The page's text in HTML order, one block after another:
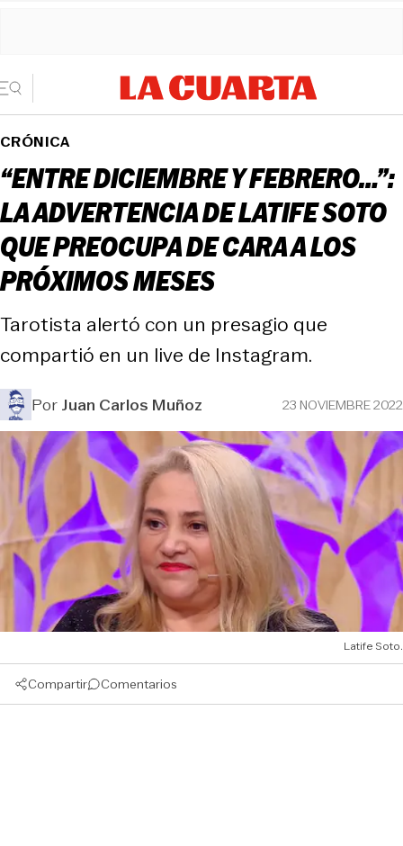
CRÓNICA
“ENTRE DICIEMBRE Y FEBRERO…”:
LA ADVERTENCIA DE LATIFE SOTO
QUE PREOCUPA DE CARA A LOS
PRÓXIMOS MESES
Tarotista alertó con un presagio que
compartió en un live de Instagram.
PorJuan Carlos Muñoz 23 NOVIEMBRE 2022
Latife Soto.
Compartir Comentarios